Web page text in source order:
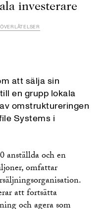
investerare
att sälja sin
en grupp lokala
omstruktureringen
Systems i
anställda och en
omfattar
att fortsätta